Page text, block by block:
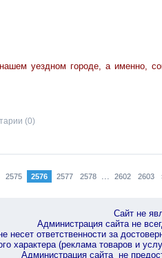
уездном городе, а именно,
(0)
2575 2576 2577 2578 ... 2602 2603
Сайт не
Администрация сайта не
несет ответственности за
характера (реклама товаров и
Администрация сайта не